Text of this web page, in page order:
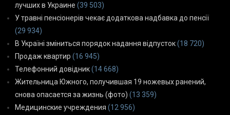
лучших в Украине (39 503)
У травні пенсіонерів чекає додаткова надбавка до пенсії
(29 934)
В Україні зміниться порядок надання відпусток(18 720)
Продаж квартир (16 945)
Телефонний довідник(14 668)
Жительница Южного, получившая 19 ножевых ранений,
снова опасается за жизнь (фото) (13 359)
Медицинские учреждения (12 956)